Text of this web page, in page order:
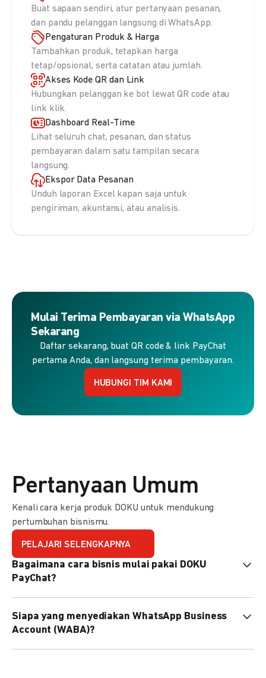
Buat sapaan sendiri, atur pertanyaan pesanan,
dan pandu pelanggan langsung di WhatsApp.
Pengaturan Produk & Harga
Tambahkan produk, tetapkan harga
tetap/opsional, serta catatan atau jumlah.
Akses Kode QR dan Link
Hubungkan pelanggan ke bot lewat QR code atau
link klik.
Dashboard Real-Time
Lihat seluruh chat, pesanan, dan status
pembayaran dalam satu tampilan secara
langsung.
Ekspor Data Pesanan
Unduh laporan Excel kapan saja untuk
pengiriman, akuntansi, atau analisis.
Mulai Terima Pembayaran via WhatsApp
Sekarang
Daftar sekarang, buat QR code & link PayChat
pertama Anda, dan langsung terima pembayaran.
HUBUNGI TIM KAMI
Pertanyaan Umum
Kenali cara kerja produk DOKU untuk mendukung
pertumbuhan bisnismu.
PELAJARI SELENGKAPNYA
Bagaimana cara bisnis mulai pakai DOKU
PayChat?
nanti tim kami bantu setup. Bisa juga pakai nomor
WhatsApp bisnis yang sudah dimiliki sendiri, atau dari
DOKU yang buatkan WhatsApp Bisnis terverifikasi juga
Siapa yang menyediakan WhatsApp Business
Account (WABA)?